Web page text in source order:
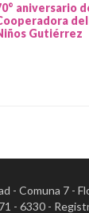
aniversario
Gutiérrez
- Comuna 7 -
- 6330 -